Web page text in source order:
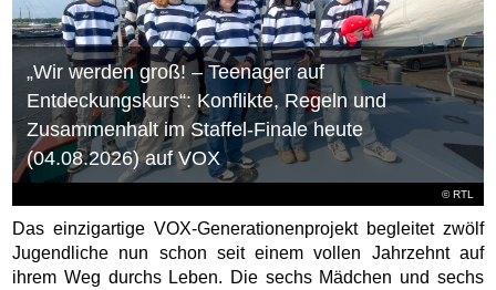
©RTL
„Wir werden groß! – Teenager auf
Entdeckungskurs“: Konflikte, Regeln und
Zusammenhalt im Staffel-Finale heute
(04.08.2026) auf VOX
Das einzigartige VOX-Generationenprojekt begleitet zwölf
Jugendliche nun schon seit einem vollen Jahrzehnt auf
ihrem Weg durchs Leben. Die sechs Mädchen und sechs